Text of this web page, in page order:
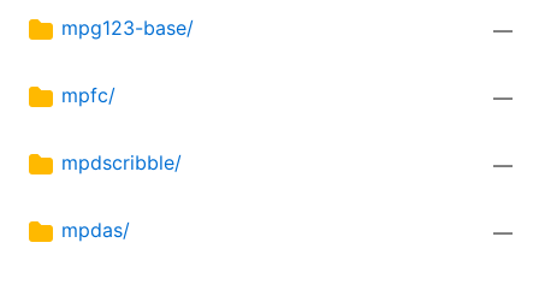
mpg123-base/ —
mpfc/ —
mpdscribble/ —
mpdas/ —